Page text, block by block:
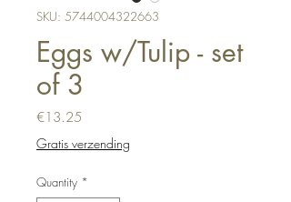
SKU: 5744004322663
Eggs w/Tulip - set
of 3
€13.25
Gratis verzending
Quantity *